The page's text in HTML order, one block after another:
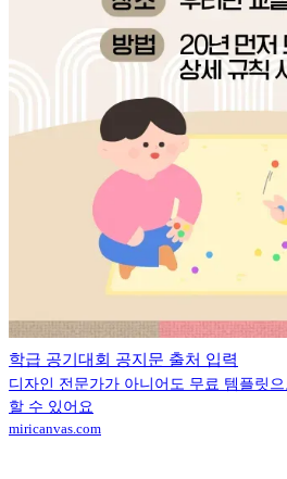
학급 공기대회 공지문 출처 입력
디자인 전문가가 아니어도 무료 템플릿
할 수 있어요
miricanvas.com